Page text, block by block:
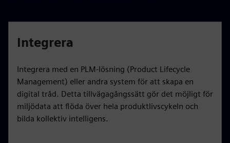
Integrera
Integrera med en PLM-lösning (Product Lifecycle
Management) eller andra system för att skapa en
digital tråd. Detta tillvägagångssätt gör det möjligt för
miljödata att flöda över hela produktlivscykeln och
bilda kollektiv intelligens.